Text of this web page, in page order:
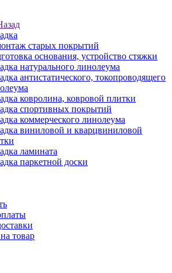
старых покрытий
основания, устройство стяжки
натурального линолеума
антистатического, токопроводящего
ковролина, ковровой плитки
спортивных покрытий
коммерческого линолеума
виниловой и кварцвиниловой
ламината
паркетной доски
товар